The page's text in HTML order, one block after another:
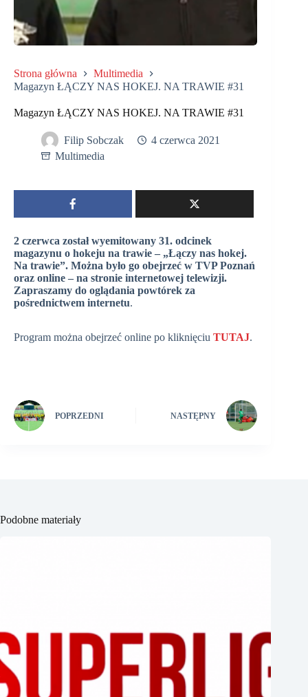
Strona główna
Multimedia
Magazyn ŁĄCZY NAS HOKEJ. NA TRAWIE #31
Magazyn ŁĄCZY NAS HOKEJ. NA TRAWIE #31
Filip Sobczak
4 czerwca 2021
Multimedia
2 czerwca został wyemitowany 31. odcinek
magazynu o hokeju na trawie – „Łączy nas hokej.
Na trawie”. Można było go obejrzeć w TVP Poznań
oraz online – na stronie internetowej telewizji.
Zapraszamy do oglądania powtórek za
pośrednictwem internetu.
Program można obejrzeć online po kliknięciu TUTAJ.
POPRZEDNI NASTĘPNY
Podobne materiały